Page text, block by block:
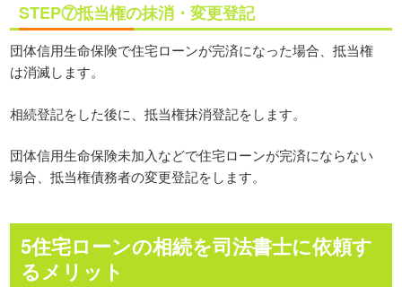
STEP⑦抵当権の抹消・変更登記
団体信用生命保険で住宅ローンが完済になった場合、抵当権
は消滅します。
相続登記をした後に、抵当権抹消登記をします。
団体信用生命保険未加入などで住宅ローンが完済にならない
場合、抵当権債務者の変更登記をします。
5住宅ローンの相続を司法書士に依頼す
るメリット